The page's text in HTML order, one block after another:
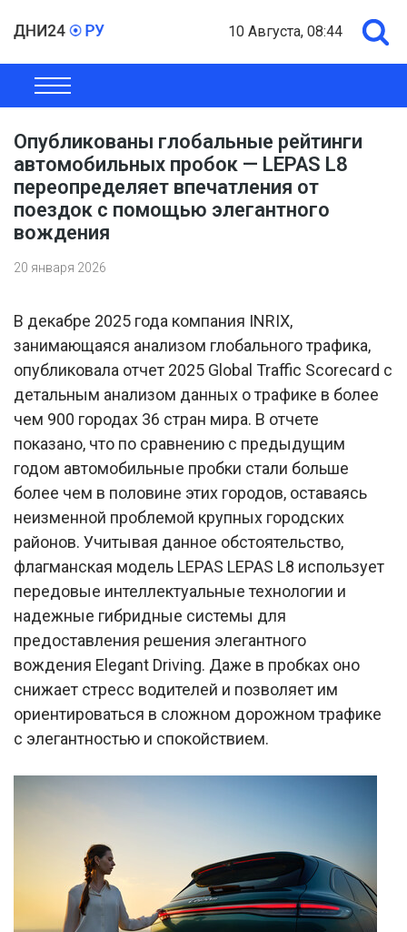
10 Августа, 08:44
ОБЩЕСТВО
Опубликованы глобальные рейтинги
автомобильных пробок — LEPAS L8
переопределяет впечатления от
поездок с помощью элегантного
вождения
20 января 2026
В декабре 2025 года компания INRIX,
занимающаяся анализом глобального трафика,
опубликовала отчет 2025 Global Traffic Scorecard с
детальным анализом данных о трафике в более
чем 900 городах 36 стран мира. В отчете
показано, что по сравнению с предыдущим
годом автомобильные пробки стали больше
более чем в половине этих городов, оставаясь
неизменной проблемой крупных городских
районов. Учитывая данное обстоятельство,
флагманская модель LEPAS LEPAS L8 использует
передовые интеллектуальные технологии и
надежные гибридные системы для
предоставления решения элегантного
вождения Elegant Driving. Даже в пробках оно
снижает стресс водителей и позволяет им
ориентироваться в сложном дорожном трафике
с элегантностью и спокойствием.